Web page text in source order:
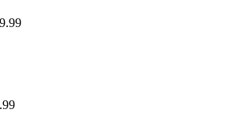
.99
.99